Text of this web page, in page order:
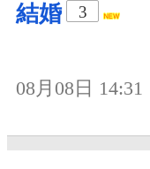
結婚
3
08月08日 14:31